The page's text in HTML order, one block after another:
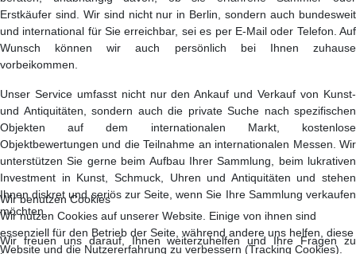
Erstkäufer sind. Wir sind nicht nur in Berlin, sondern auch bundesweit
und international für Sie erreichbar, sei es per E-Mail oder Telefon. Auf
Wunsch können wir auch persönlich bei Ihnen zuhause
vorbeikommen.
Unser Service umfasst nicht nur den Ankauf und Verkauf von Kunst-
und Antiquitäten, sondern auch die private Suche nach spezifischen
Objekten auf dem internationalen Markt, kostenlose
Objektbewertungen und die Teilnahme an internationalen Messen. Wir
unterstützen Sie gerne beim Aufbau Ihrer Sammlung, beim lukrativen
Investment in Kunst, Schmuck, Uhren und Antiquitäten und stehen
Ihnen diskret und seriös zur Seite, wenn Sie Ihre Sammlung verkaufen
möchten.
Wir freuen uns darauf, Ihnen weiterzuhelfen und Ihre Fragen zu
Wir benutzen Cookies
Wir nutzen Cookies auf unserer Website. Einige von ihnen sind
essenziell für den Betrieb der Seite, während andere uns helfen, diese
Website und die Nutzererfahrung zu verbessern (Tracking Cookies).